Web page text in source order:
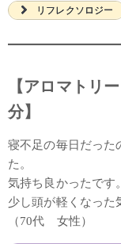
リフレクソロジー
【アロマトリ
分】
寝不足の毎日だった
た。
気持ち良かったです。
少し頭が軽くなった
（70代 女性）